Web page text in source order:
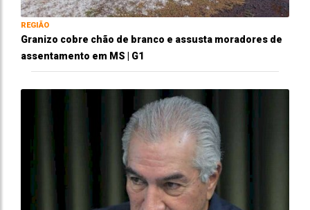
REGIÃO
Granizo cobre chão de branco e assusta moradores de
assentamento em MS | G1